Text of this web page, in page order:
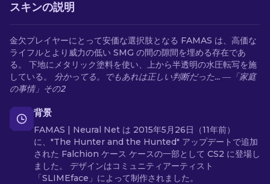
スキンの説明
金欠プレイヤーにとって安価な選択肢となる FAMAS は、高価な
ライフルとより威力の低い SMG の間の隙間を埋める存在であ
る。 下地にメタリック塗料を使い、上から半透明の水圧転写を施
している。
分かってる。でもあれは正しい判断だった... ―「家庭
の事情」その2
背景
FAMAS | Neural Net は 2015年5月26日（11年前）
に、"The Hunter and the Hunted" アップデートで追加
された Falchion ケース ケースの一部として CS2 に登場し
ました。 デザインはコミュニティアーティスト
「SLIMEface」によって制作されました。